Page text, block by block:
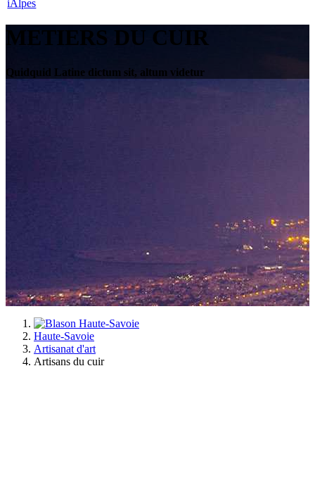
iAlpes
METIERS DU CUIR
Quidquid Latine dictum sit, altum videtur
Haute-Savoie
Artisanat d'art
Artisans du cuir